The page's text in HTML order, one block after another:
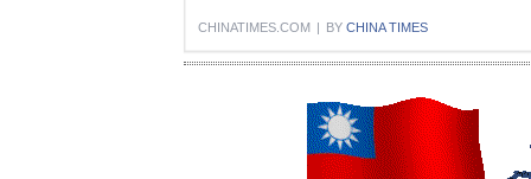
CHINATIMES.COM | BY CHINA TIMES